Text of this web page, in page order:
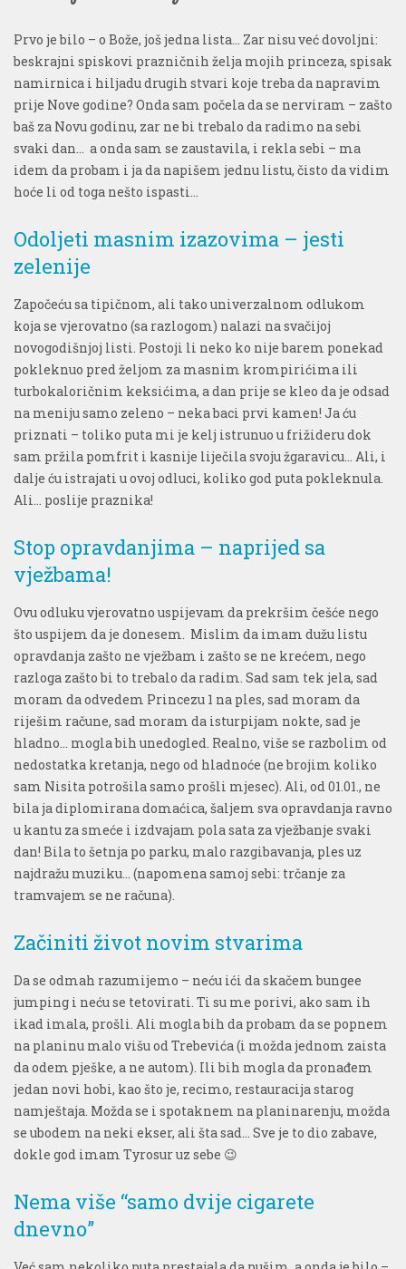
Prvo je bilo – o Bože, još jedna lista… Zar nisu već dovoljni:
beskrajni spiskovi prazničnih želja mojih princeza, spisak
namirnica i hiljadu drugih stvari koje treba da napravim
prije Nove godine? Onda sam počela da se nerviram – zašto
baš za Novu godinu, zar ne bi trebalo da radimo na sebi
svaki dan… a onda sam se zaustavila, i rekla sebi – ma
idem da probam i ja da napišem jednu listu, čisto da vidim
hoće li od toga nešto ispasti…
Odoljeti masnim izazovima – jesti
zelenije
Započeću sa tipičnom, ali tako univerzalnom odlukom
koja se vjerovatno (sa razlogom) nalazi na svačijoj
novogodišnjoj listi. Postoji li neko ko nije barem ponekad
pokleknuo pred željom za masnim krompirićima ili
turbokaloričnim keksićima, a dan prije se kleo da je odsad
na meniju samo zeleno – neka baci prvi kamen! Ja ću
priznati – toliko puta mi je kelj istrunuo u frižideru dok
sam pržila pomfrit i kasnije liječila svoju žgaravicu… Ali, i
dalje ću istrajati u ovoj odluci, koliko god puta pokleknula.
Ali… poslije praznika!
Stop opravdanjima – naprijed sa
vježbama!
Ovu odluku vjerovatno uspijevam da prekršim češće nego
što uspijem da je donesem. Mislim da imam dužu listu
opravdanja zašto ne vježbam i zašto se ne krećem, nego
razloga zašto bi to trebalo da radim. Sad sam tek jela, sad
moram da odvedem Princezu 1 na ples, sad moram da
riješim račune, sad moram da isturpijam nokte, sad je
hladno… mogla bih unedogled. Realno, više se razbolim od
nedostatka kretanja, nego od hladnoće (ne brojim koliko
sam Nisita potrošila samo prošli mjesec). Ali, od 01.01., ne
bila ja diplomirana domaćica, šaljem sva opravdanja ravno
u kantu za smeće i izdvajam pola sata za vježbanje svaki
dan! Bila to šetnja po parku, malo razgibavanja, ples uz
najdražu muziku… (napomena samoj sebi: trčanje za
tramvajem se ne računa).
Začiniti život novim stvarima
Da se odmah razumijemo – neću ići da skačem bungee
jumping i neću se tetovirati. Ti su me porivi, ako sam ih
ikad imala, prošli. Ali mogla bih da probam da se popnem
na planinu malo višu od Trebevića (i možda jednom zaista
da odem pješke, a ne autom). Ili bih mogla da pronađem
jedan novi hobi, kao što je, recimo, restauracija starog
namještaja. Možda se i spotaknem na planinarenju, možda
se ubodem na neki ekser, ali šta sad… Sve je to dio zabave,
dokle god imam Tyrosur uz sebe 😉
Nema više “samo dvije cigarete
dnevno”